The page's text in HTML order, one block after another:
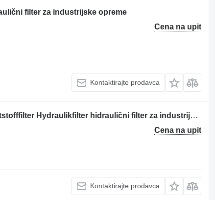
filter za industrijske opreme
Cena na upit
Kontaktirajte prodavca
Diverse zahlreiche Ausführungen Kraftstofffilter Hydraulikfilter hidraulični filter za industrijske opreme
Cena na upit
Kontaktirajte prodavca